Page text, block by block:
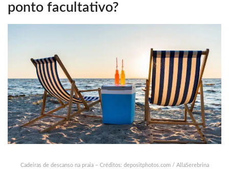
ponto facultativo?
Cadeiras de descanso na praia – Créditos: depositphotos.com / AllaSerebrina